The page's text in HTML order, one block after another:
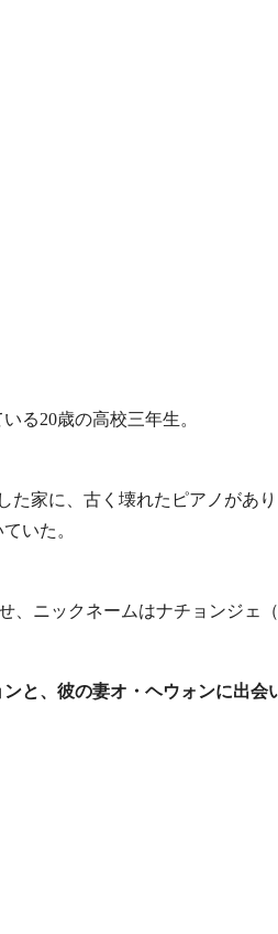
る20歳の高校三年生。
家に、古く壊れたピアノがあ
いた。
、ニックネームはナチョンジェ
と、彼の妻オ・ヘウォンに出会